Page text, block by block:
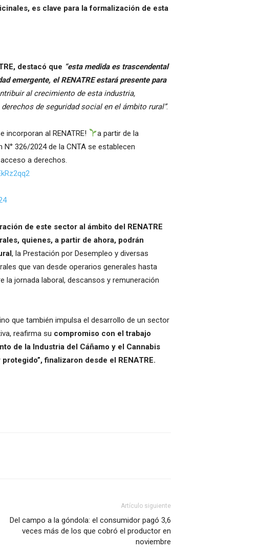
es clave para la formalización de esta
destacó que “esta medida es trascendental
emergente, el RENATRE estará presente para
al crecimiento de esta industria,
de seguridad social en el ámbito rural”.
incorporan al RENATRE!
a partir de la
326/2024 de la CNTA se establecen
a derechos.
de este sector al ámbito del RENATRE
quienes, a partir de ahora, podrán
, la Prestación por Desempleo y diversas
que van desde operarios generales hasta
la jornada laboral, descansos y remuneración
que también impulsa el desarrollo de un sector
reafirma su compromiso con el trabajo
de la Industria del Cáñamo y el Cannabis
finalizaron desde el RENATRE.
Artículo siguiente
Del campo a la góndola: el consumidor pagó 3,6
veces más de los que cobró el productor en
noviembre